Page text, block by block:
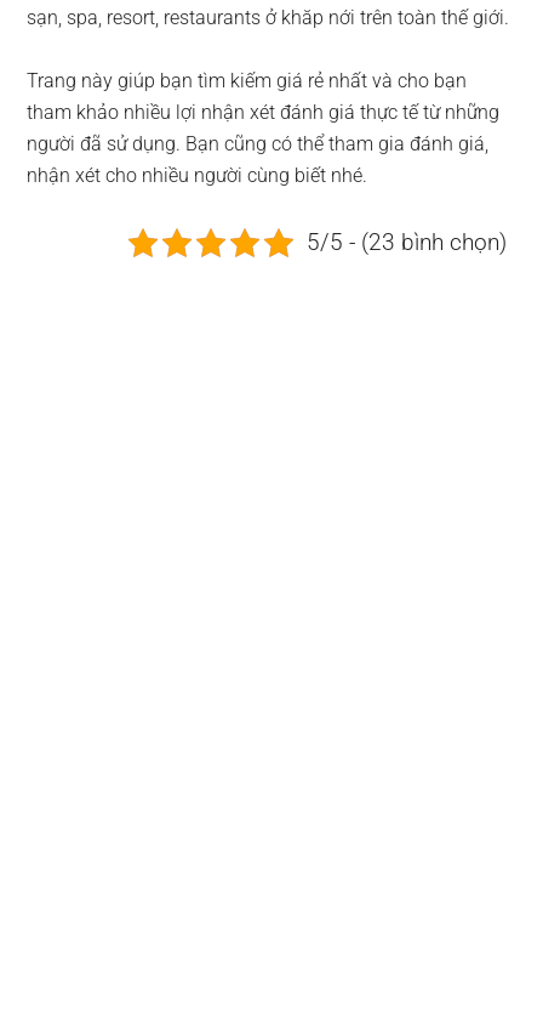
sạn, spa, resort, restaurants ở khăp nới trên toàn thế giới.
Trang này giúp bạn tìm kiếm giá rẻ nhất và cho bạn
tham khảo nhiều lợi nhận xét đánh giá thực tế từ những
người đã sử dụng. Bạn cũng có thể tham gia đánh giá,
nhận xét cho nhiều người cùng biết nhé.
5/5 - (23 bình chọn)